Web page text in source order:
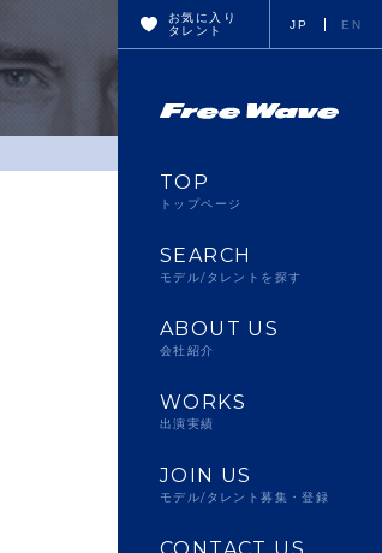
お気に入り
タレント
JP EN
TOP
トップページ
SEARCH
モデル/タレントを探す
ABOUT US
会社紹介
WORKS
出演実績
JOIN US
モデル/タレント募集・登録